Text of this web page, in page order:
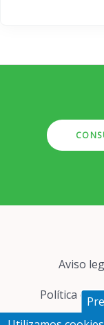
página
Aviso
Política de